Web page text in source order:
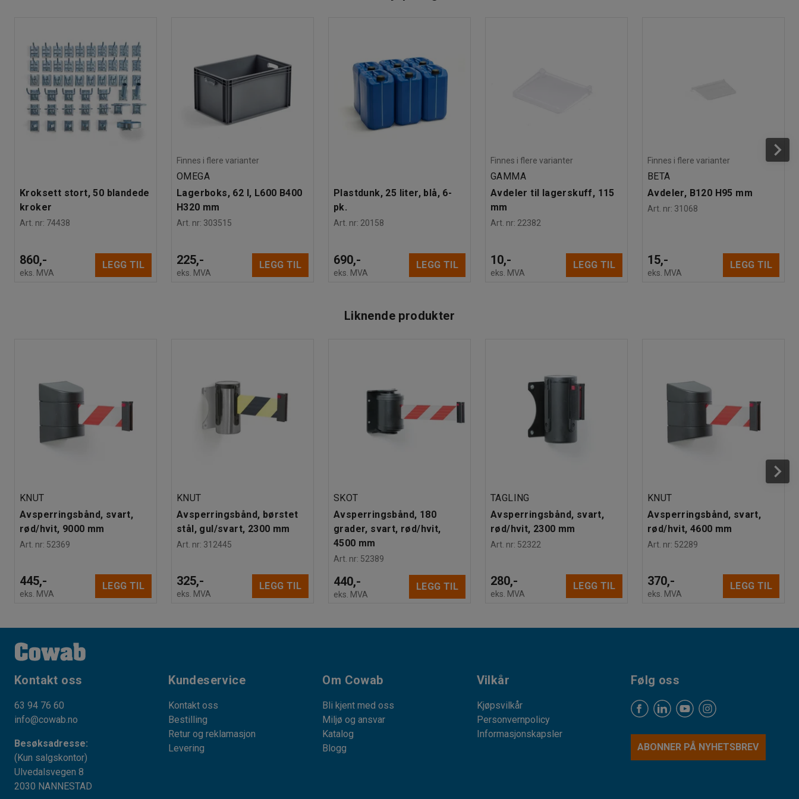
Stroppen har også et veggmontert feste.
Beregnet håndteringstid/person
Vekt: 11,12 kg
Kroksett stort, 50 blandede
kroker
Art. nr: 74438
860,-
eks. MVA
LEGG TIL
Finnes i flere varianter
OMEGA
Lagerboks, 62 l, L600 B400
H320 mm
Art. nr: 303515
225,-
eks. MVA
LEGG TIL
Plastdunk, 25 liter, blå, 6-
pk.
Art. nr: 20158
690,-
eks. MVA
LEGG TIL
Finnes i flere varianter
GAMMA
Avdeler til lagerskuff, 115
mm
Art. nr: 22382
10,-
eks. MVA
LEGG TIL
Finnes i flere varianter
BETA
Avdeler, B120 H95 mm
Art. nr: 31068
15,-
eks. MVA
LEGG TIL
Liknende produkter
KNUT
Avsperringsbånd, svart,
rød/hvit, 9000 mm
Art. nr: 52369
445,-
eks. MVA
LEGG TIL
KNUT
Avsperringsbånd, børstet
stål, gul/svart, 2300 mm
Art. nr: 312445
325,-
eks. MVA
LEGG TIL
SKOT
Avsperringsbånd, 180
grader, svart, rød/hvit,
4500 mm
Art. nr: 52389
440,-
eks. MVA
LEGG TIL
TAGLING
Avsperringsbånd, svart,
rød/hvit, 2300 mm
Art. nr: 52322
280,-
eks. MVA
LEGG TIL
KNUT
Avsperringsbånd, svart,
rød/hvit, 4600 mm
Art. nr: 52289
370,-
eks. MVA
LEGG TIL
Kontakt oss
63 94 76 60
info@cowab.no
Besøksadresse:
(Kun salgskontor)
Ulvedalsvegen 8
2030 NANNESTAD
Kundeservice
Kontakt oss
Bestilling
Retur og reklamasjon
Levering
Om Cowab
Bli kjent med oss
Miljø og ansvar
Katalog
Blogg
Vilkår
Kjøpsvilkår
Personvernpolicy
Informasjonskapsler
Følg oss
ABONNER PÅ NYHETSBREV